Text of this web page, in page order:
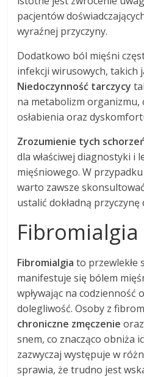
pacjentów
wyraźnej przyczyny.
Dodatkowo ból mięśni
infekcji wirusowych, takich
Niedoczynność tarczycy
na metabolizm organizmu,
osłabienia oraz
Zrozumienie tych
dla właściwej diagnostyki i
mięśniowego. W
warto zawsze
ustalić dokładną przyczynę
Fibromialgia
Fibromialgia to przewlekłe
manifestuje się bólem
wpływając na codzienność
dolegliwość. Osoby z
chroniczne zmęczenie
snem, co znacząco obniża
zazwyczaj występuje w
sprawia, że trudno jest